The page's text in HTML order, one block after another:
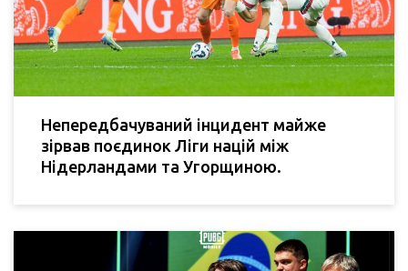
Непередбачуваний інцидент майже
зірвав поєдинок Ліги націй між
Нідерландами та Угорщиною.